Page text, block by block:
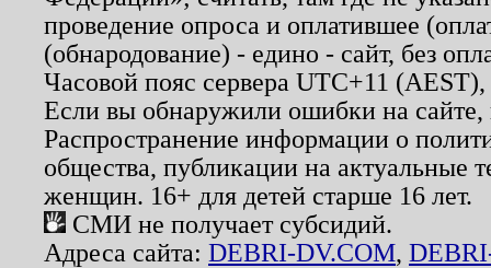
проведение опроса и оплатившее
(обнародование) - едино - сайт, без
Часовой пояс сервера UTC+11
Если вы обнаружили ошибки на
Распространение информации о
общества, публикации на актуальные
женщин. 16+ для детей старше 16 лет.
СМИ не получает субсидий.
Адреса сайта: DEBRI-DV.COM,